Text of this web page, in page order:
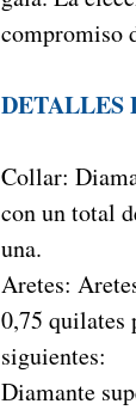
compromiso
DETALLES
Collar:
con un total
una.
Aretes:
0,75 quilates
siguientes:
Diamante